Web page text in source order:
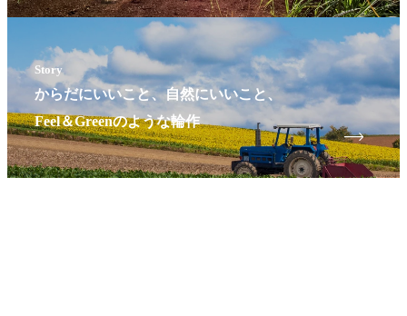
Story
からだにいいこと、自然にいいこと、
Feel＆Greenのような輪作